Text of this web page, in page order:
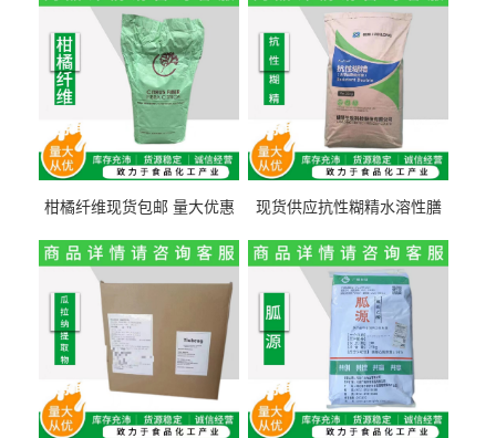
柑橘纤维现货包邮 量大优惠
现货供应抗性糊精水溶性膳
量1kg包邮